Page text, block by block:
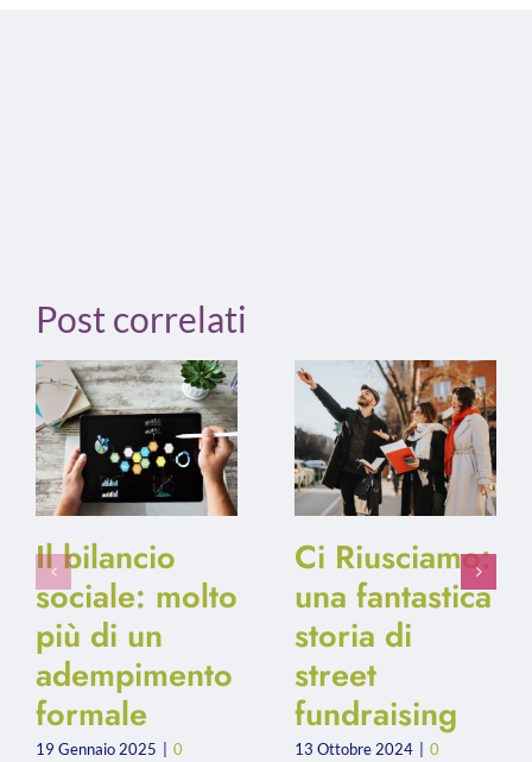
Post correlati
Il bilancio
sociale: molto
più di un
adempimento
formale
19 Gennaio 2025
0
Ci Riusciamo:
una fantastica
storia di
street
fundraising
13 Ottobre 2024
0